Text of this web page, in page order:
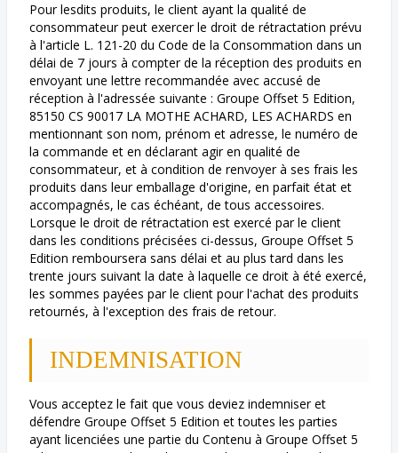
Pour lesdits produits, le client ayant la qualité de
consommateur peut exercer le droit de rétractation prévu
à l'article L. 121-20 du Code de la Consommation dans un
délai de 7 jours à compter de la réception des produits en
envoyant une lettre recommandée avec accusé de
réception à l'adressée suivante : Groupe Offset 5 Edition,
85150 CS 90017 LA MOTHE ACHARD, LES ACHARDS en
mentionnant son nom, prénom et adresse, le numéro de
la commande et en déclarant agir en qualité de
consommateur, et à condition de renvoyer à ses frais les
produits dans leur emballage d'origine, en parfait état et
accompagnés, le cas échéant, de tous accessoires.
Lorsque le droit de rétractation est exercé par le client
dans les conditions précisées ci-dessus, Groupe Offset 5
Edition remboursera sans délai et au plus tard dans les
trente jours suivant la date à laquelle ce droit à été exercé,
les sommes payées par le client pour l'achat des produits
retournés, à l'exception des frais de retour.
INDEMNISATION
Vous acceptez le fait que vous deviez indemniser et
défendre Groupe Offset 5 Edition et toutes les parties
ayant licenciées une partie du Contenu à Groupe Offset 5